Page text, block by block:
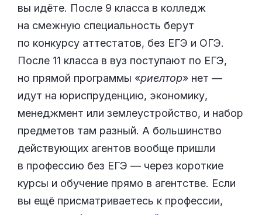
вы идёте. После 9 класса в колледж
на смежную специальность берут
по конкурсу аттестатов, без ЕГЭ и ОГЭ.
После 11 класса в вуз поступают по ЕГЭ,
но прямой программы «риелтор» нет —
идут на юриспруденцию, экономику,
менеджмент или землеустройство, и набор
предметов там разный. А большинство
действующих агентов вообще пришли
в профессию без ЕГЭ — через короткие
курсы и обучение прямо в агентстве. Если
вы ещё присматриваетесь к профессии,